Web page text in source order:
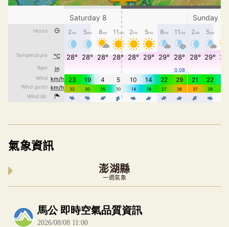
氣象資訊
澎湖縣
一週氣象
內嵌空氣品質小工具為視覺預覽，完整即時空